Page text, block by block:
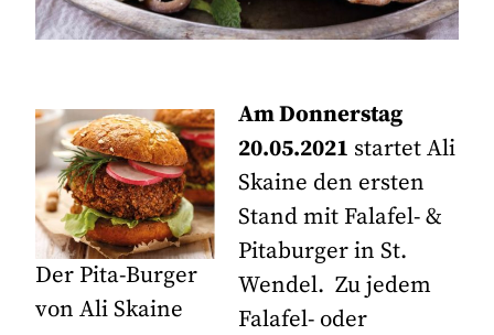
Der Pita-Burger
von Ali Skaine
Am Donnerstag
20.05.2021 startet Ali
Skaine den ersten
Stand mit Falafel- &
Pitaburger in St.
Wendel. Zu jedem
Falafel- oder